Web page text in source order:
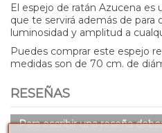
El espejo de ratán Azucena es
que te servirá además de para
luminosidad y amplitud a
Puedes comprar este espejo
medidas son de 70 cm. de
RESEÑAS
Para escribir una reseña